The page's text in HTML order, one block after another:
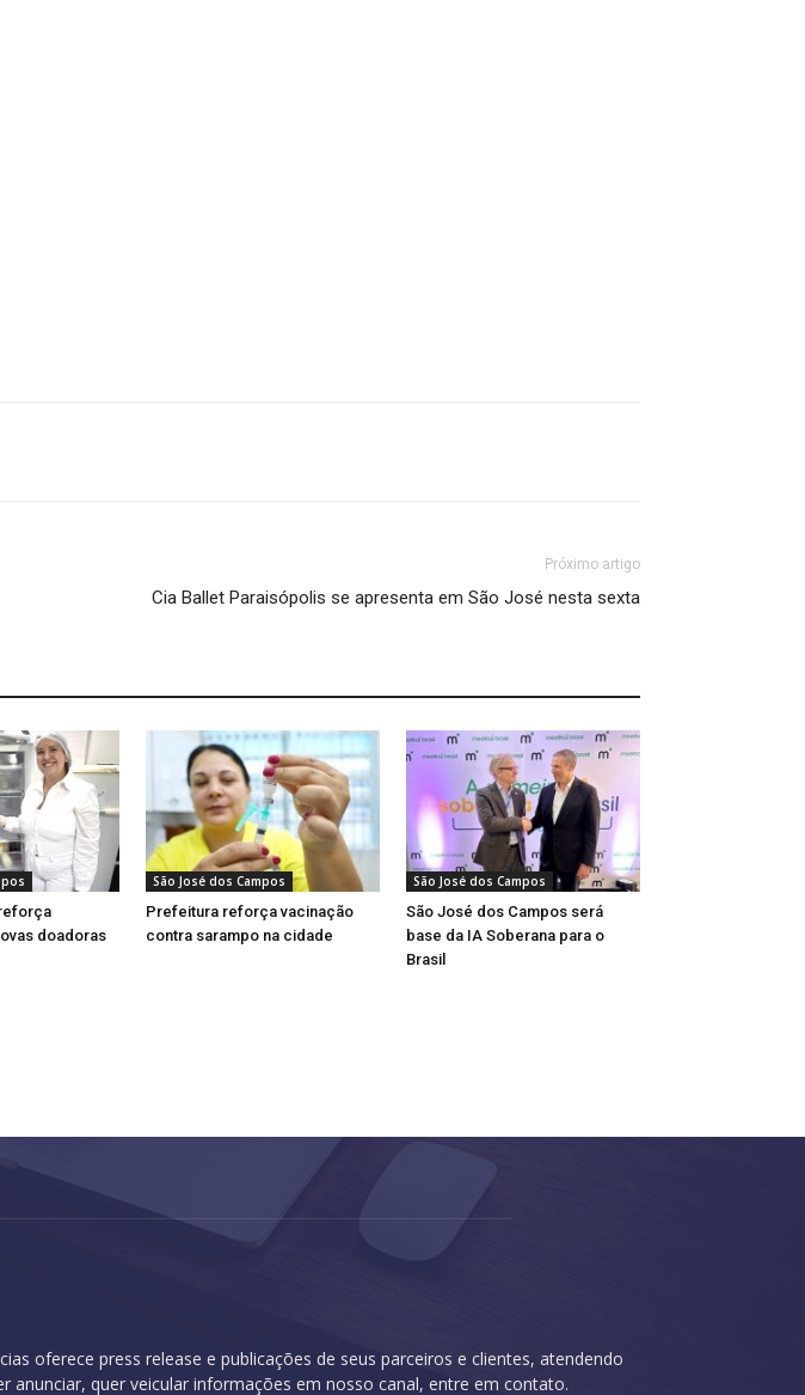
Próximo artigo
Cia Ballet Paraisópolis se apresenta em São José nesta sexta
doadoras
São José dos Campos
Prefeitura reforça vacinação
contra sarampo na cidade
São José dos Campos
São José dos Campos será
base da IA Soberana para o
Brasil
oferece press release e publicações de seus parceiros e clientes, atendendo
anunciar, quer veicular informações em nosso canal, entre em contato.